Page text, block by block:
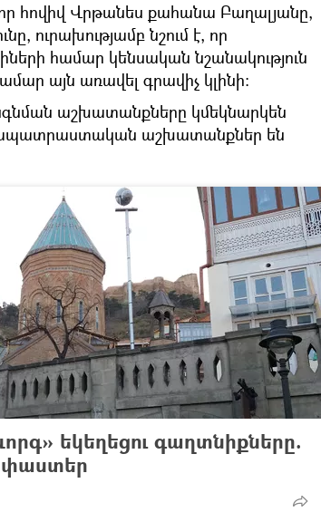
հովիվ Վրթանես քահանա Բաղալյանը,
ուրախությամբ նշում է, որ
համար կենսական նշանակություն
այն առավել գրավիչ կլինի:
աշխատանքները կմեկնարկեն
աշխատանքներ են
եկեղեցու գաղտնիքները.